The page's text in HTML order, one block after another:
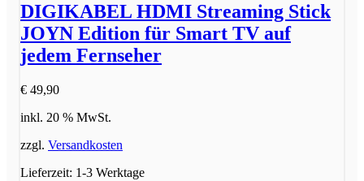
DIGIKABEL HDMI Streaming Stick
JOYN Edition für Smart TV auf
jedem Fernseher
€ 49,90
inkl. 20 % MwSt.
zzgl. Versandkosten
Lieferzeit: 1-3 Werktage